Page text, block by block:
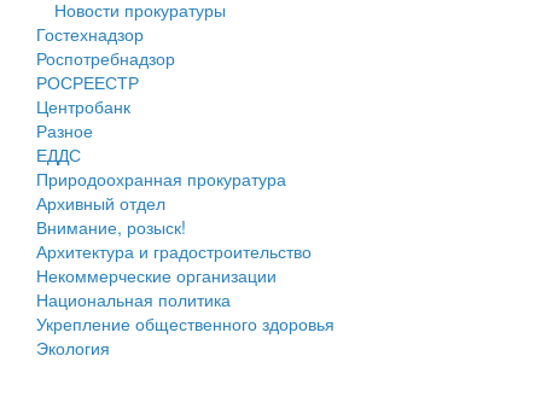
Собрание депутатов
Городское поселение
Сельские поселения
Новости прокуратуры
Гостехнадзор
Роспотребнадзор
РОСРЕЕСТР
Центробанк
Разное
ЕДДС
Природоохранная прокуратура
Архивный отдел
Внимание, розыск!
Архитектура и градостроительство
Некоммерческие организации
Национальная политика
Укрепление общественного здоровья
Экология